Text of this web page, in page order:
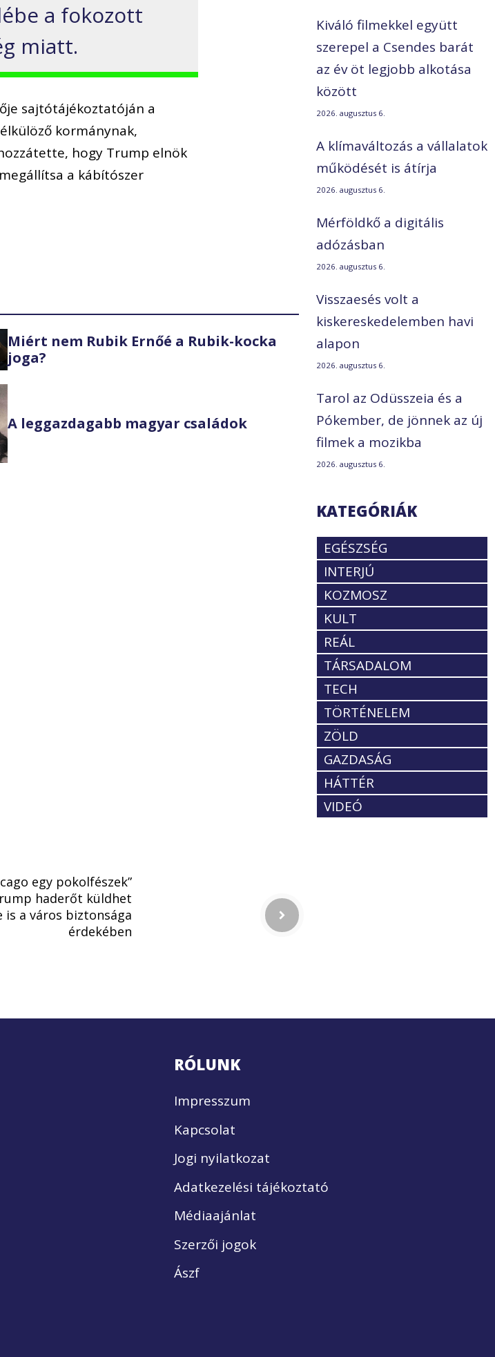
a fokozott
miatt.
sajtótájékoztatóján a
kormánynak,
hogy Trump elnök
a kábítószer
Miért nem Rubik Ernőé a Rubik-kocka
joga?
A leggazdagabb magyar családok
Kiváló filmekkel együtt
szerepel a Csendes barát
az év öt legjobb alkotása
között
2026. augusztus 6.
A klímaváltozás a vállalatok
működését is átírja
2026. augusztus 6.
Mérföldkő a digitális
adózásban
2026. augusztus 6.
Visszaesés volt a
kiskereskedelemben havi
alapon
2026. augusztus 6.
Tarol az Odüsszeia és a
Pókember, de jönnek az új
filmek a mozikba
2026. augusztus 6.
KATEGÓRIÁK
EGÉSZSÉG
INTERJÚ
KOZMOSZ
KULT
REÁL
TÁRSADALOM
TECH
TÖRTÉNELEM
ZÖLD
GAZDASÁG
HÁTTÉR
VIDEÓ
egy pokolfészek”
haderőt küldhet
is a város biztonsága
érdekében
RÓLUNK
Impresszum
Kapcsolat
Jogi nyilatkozat
Adatkezelési tájékoztató
Médiaajánlat
Szerzői jogok
Ászf